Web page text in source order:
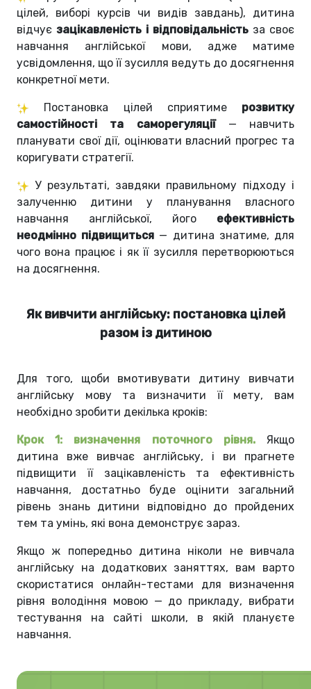
цілей, виборі курсів чи видів завдань), дитина
відчує зацікавленість і відповідальність за своє
навчання англійської мови, адже матиме
усвідомлення, що її зусилля ведуть до досягнення
конкретної мети.
Постановка цілей сприятиме розвитку
самостійності та саморегуляції— навчить
планувати свої дії, оцінювати власний прогрес та
коригувати стратегії.
У результаті, завдяки правильному підходу і
залученню дитини у планування власного
навчання англійської, його ефективність
неодмінно підвищиться — дитина знатиме, для
чого вона працює і як її зусилля перетворюються
на досягнення.
Як вивчити англійську: постановка цілей
разом із дитиною
Для того, щоби вмотивувати дитину вивчати
англійську мову та визначити її мету, вам
необхідно зробити декілька кроків:
Крок 1: визначення поточного рівня.Якщо
дитина вже вивчає англійську, і ви прагнете
підвищити її зацікавленість та ефективність
навчання, достатньо буде оцінити загальний
рівень знань дитини відповідно до пройдених
тем та умінь, які вона демонструє зараз.
Якщо ж попередньо дитина ніколи не вивчала
англійську на додаткових заняттях, вам варто
скористатися онлайн-тестами для визначення
рівня володіння мовою — до прикладу, вибрати
тестування на сайті школи, в якій плануєте
навчання.